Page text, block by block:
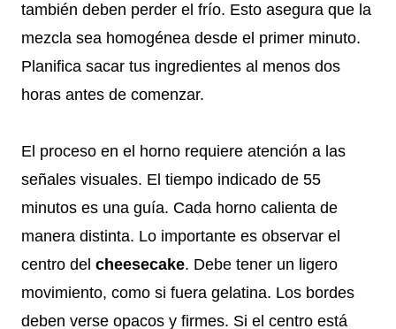
también deben perder el frío. Esto asegura que la
mezcla sea homogénea desde el primer minuto.
Planifica sacar tus ingredientes al menos dos
horas antes de comenzar.
El proceso en el horno requiere atención a las
señales visuales. El tiempo indicado de 55
minutos es una guía. Cada horno calienta de
manera distinta. Lo importante es observar el
centro del cheesecake. Debe tener un ligero
movimiento, como si fuera gelatina. Los bordes
deben verse opacos y firmes. Si el centro está